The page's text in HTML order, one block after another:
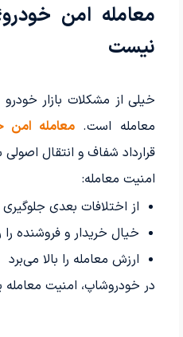
معامله امن
نیست
خیلی از مشکلات بازار
معامله است.معامله امن
قرارداد شفاف و انتقال
امنیت معامله:
از اختلافات بعدی
خیال خریدار و فروشنده
ارزش معامله را بالا می‌برد
در خودروشاپ، امنیت